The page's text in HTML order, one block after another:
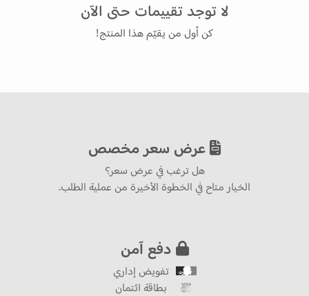
لا توجد تقييمات حتى الآن
كن أول من يقيّم هذا المنتج!
عرض سعر مخصص
هل ترغب في عرض سعر؟
الخيار متاح في الخطوة الأخيرة من عملية الطلب.
دفع آمن
تفويض إداري
بطاقة ائتمان